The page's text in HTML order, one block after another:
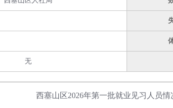
无
西塞山区2026年第一批就业见习人员